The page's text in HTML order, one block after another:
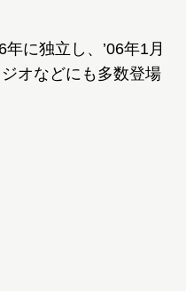
に独立し、’06年1月
オなどにも多数登場